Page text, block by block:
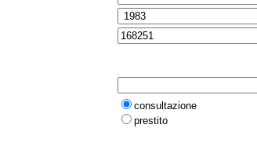
consultazione
prestito